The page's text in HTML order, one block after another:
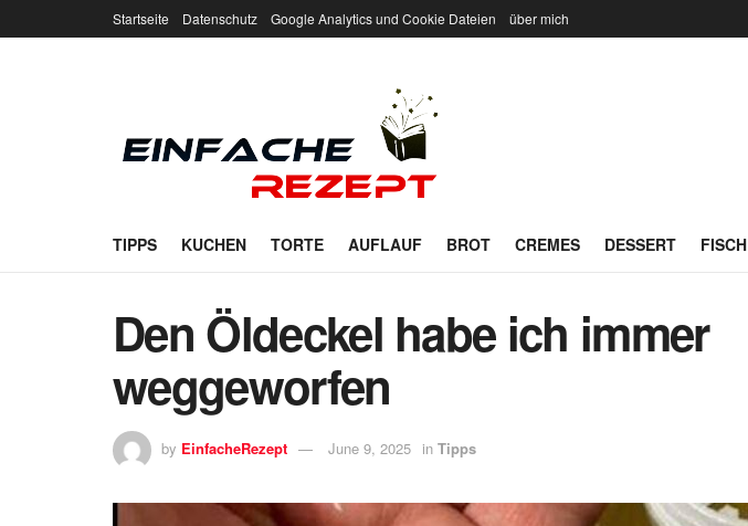
Startseite Datenschutz Google Analytics und Cookie Dateien über mich
TIPPS KUCHEN TORTE AUFLAUF BROT CREMES DESSERT FISCH
Den Öldeckel habe ich immer
weggeworfen
by EinfacheRezept June 9, 2025 in Tipps